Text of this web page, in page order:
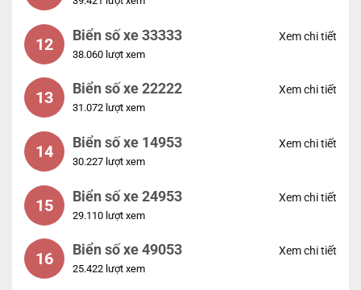
12 Biển số xe 33333
38.060 lượt xem
Xem chi tiết
13 Biển số xe 22222
31.072 lượt xem
Xem chi tiết
14 Biển số xe 14953
30.227 lượt xem
Xem chi tiết
15 Biển số xe 24953
29.110 lượt xem
Xem chi tiết
16 Biển số xe 49053
25.422 lượt xem
Xem chi tiết